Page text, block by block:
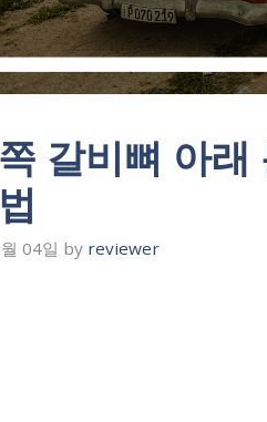
갈비뼈 아
04일 by reviewer